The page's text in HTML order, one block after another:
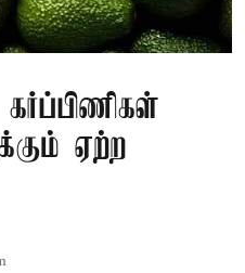
ஏற்ற